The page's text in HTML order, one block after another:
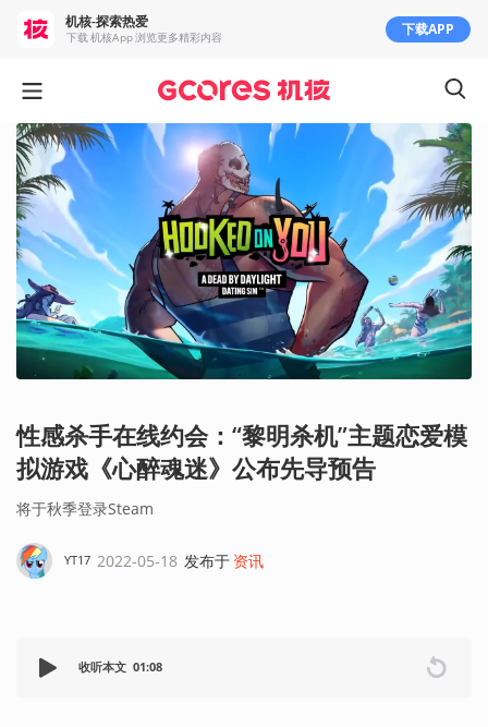
性感杀手在线约会：“黎明杀机”主题恋爱模
拟游戏《心醉魂迷》公布先导预告
将于秋季登录Steam
YT17 2022-05-18 发布于 资讯
收听本文 01:08
机核-探索热爱
下载 机核App 浏览更多精彩内容 下载APP